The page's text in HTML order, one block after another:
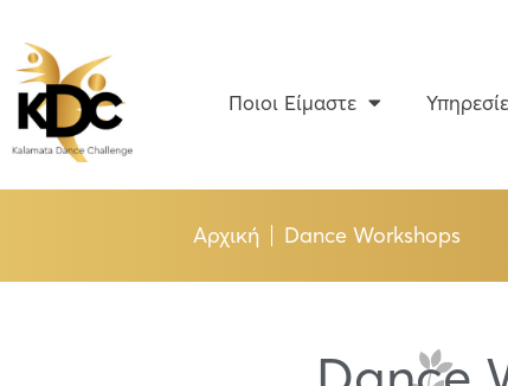
Ποιοι Είμαστε
Αρχική Dance Workshops